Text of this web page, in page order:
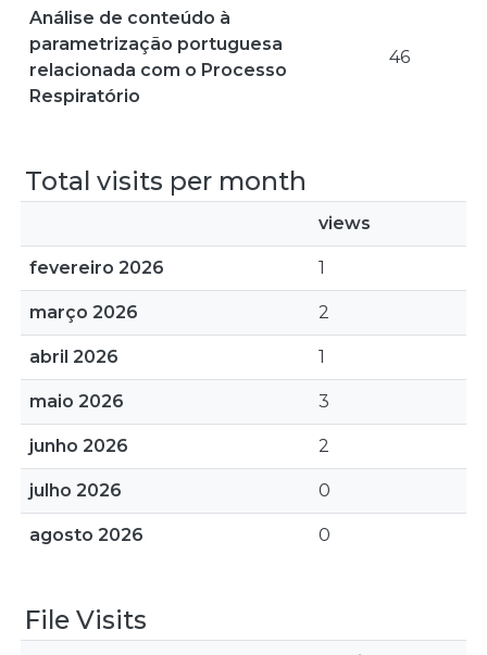
Análise de conteúdo à
parametrização portuguesa
relacionada com o Processo
Respiratório
46
Total visits per month
views
fevereiro 2026 1
março 2026 2
abril 2026 1
maio 2026 3
junho 2026 2
julho 2026 0
agosto 2026 0
File Visits